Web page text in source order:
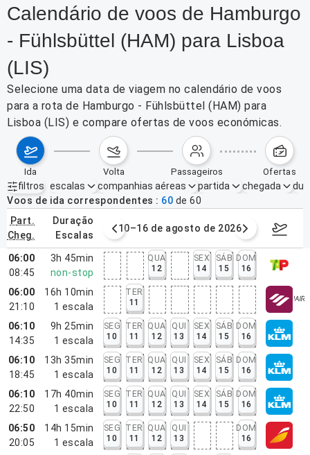
Calendário de voos de Hamburgo
- Fühlsbüttel (HAM) para Lisboa
(LIS)
Selecione uma data de viagem no calendário de voos
para a rota de Hamburgo - Fühlsbüttel (HAM) para
Lisboa (LIS) e compare ofertas de voos económicas.
ida volta passageiros ofertas
filtros
Filtros ativos nenhum
escalas companhias aéreas partida chegada
Voos de ida correspondentes
60 de 60
part.
cheg.
duração
escalas
agosto de 2026 10–16 de agosto de 2026 17–23
06:00
08:45
3h 45min
non-stop
QUA
12
SEX
14
SÁB
15
DOM
16
06:00
21:10
16h 10min
1 escala
TER
11
06:10
14:35
9h 25min
1 escala
SEG
10
TER
11
QUA
12
QUI
13
SEX
14
SÁB
15
DOM
16
06:10
18:45
13h 35min
1 escala
SEG
10
TER
11
QUA
12
QUI
13
SEX
14
SÁB
15
DOM
16
06:10
22:50
17h 40min
1 escala
SEG
10
TER
11
QUA
12
QUI
13
SEX
14
SÁB
15
DOM
16
06:50
20:05
14h 15min
1 escala
SEG
10
TER
11
QUA
12
QUI
13
DOM
16